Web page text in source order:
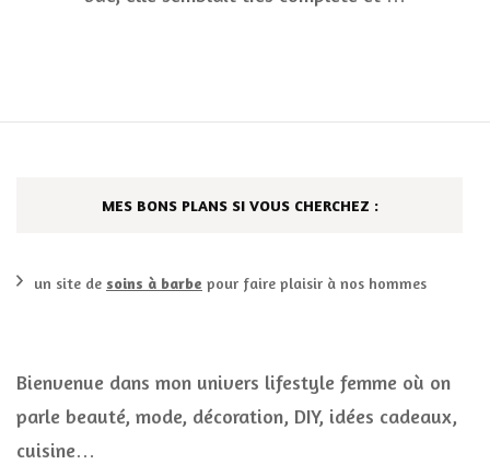
MES BONS PLANS SI VOUS CHERCHEZ :
un site de soins à barbe pour faire plaisir à nos hommes
Bienvenue dans mon univers lifestyle femme où on
parle beauté, mode, décoration, DIY, idées cadeaux,
cuisine…